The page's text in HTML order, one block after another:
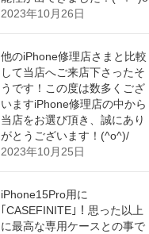
2023年10月26日
他のiPhone修理店さまと比較
して当店へご来店下さったそ
うです！この度は数多くござ
いますiPhone修理店の中から
当店をお選び頂き、誠にあり
がとうございます！(^o^)/
2023年10月25日
iPhone15Pro用に
｢CASEFINITE｣！思った以上
に最高な専用ケースとの事で